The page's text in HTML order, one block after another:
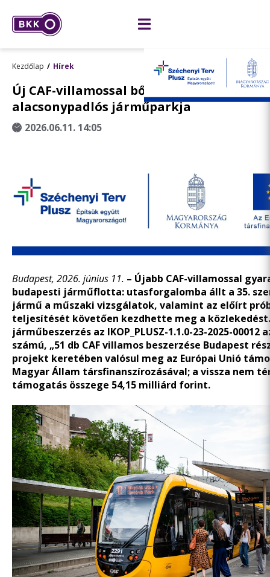
Kezdőlap Hírek
Új CAF-villamossal bővült Budapest
alacsonypadlós járműparkja
2026.06.11. 14:05
Budapest, 2026. június 11. – Újabb CAF-villamossal
budapesti járműflotta: utasforgalomba állt a 35.
jármű a műszaki vizsgálatok, valamint az előírt
teljesítését követően kezdhette meg a
járműbeszerzés az IKOP_PLUSZ-1.1.0-23-2025-00012
számú, „51 db CAF villamos beszerzése Budapest
projekt keretében valósul meg az Európai Unió
Magyar Állam társfinanszírozásával; a vissza nem
támogatás összege 54,15 milliárd forint.